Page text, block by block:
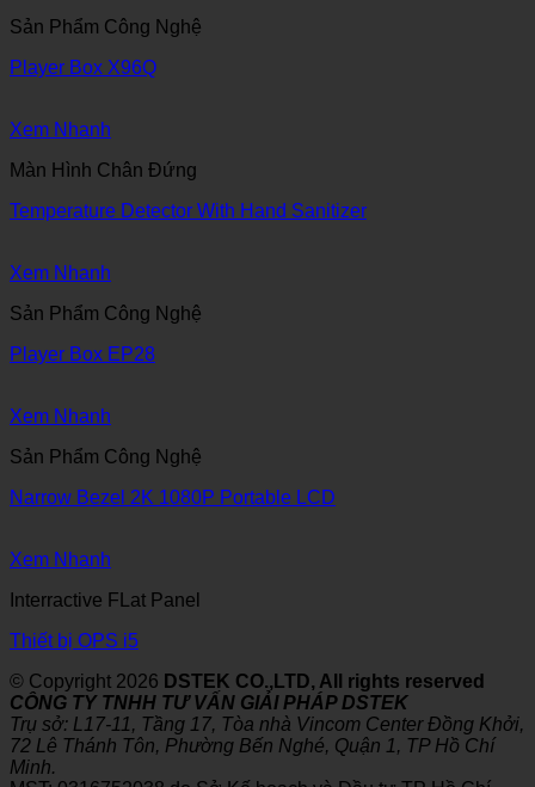
Sản Phẩm Công Nghệ
Player Box X96Q
Xem Nhanh
Màn Hình Chân Đứng
Temperature Detector With Hand Sanitizer
Xem Nhanh
Sản Phẩm Công Nghệ
Player Box EP28
Xem Nhanh
Sản Phẩm Công Nghệ
Narrow Bezel 2K 1080P Portable LCD
Xem Nhanh
Interractive FLat Panel
Thiết bị OPS i5
© Copyright 2026 DSTEK CO.,LTD, All rights reserved
CÔNG TY TNHH TƯ VẤN GIẢI PHÁP DSTEK
Trụ sở: L17-11, Tầng 17, Tòa nhà Vincom Center Đồng Khởi,
72 Lê Thánh Tôn, Phường Bến Nghé, Quận 1, TP Hồ Chí
Minh.